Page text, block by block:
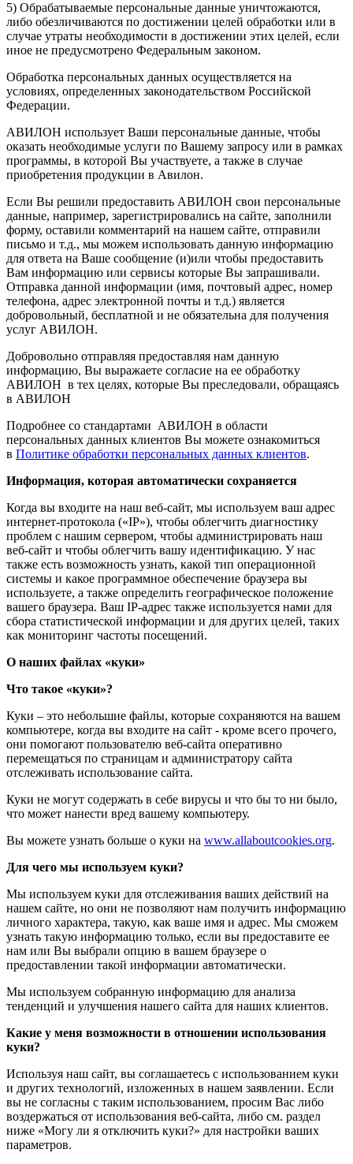
5) Обрабатываемые персональные данные уничтожаются,
либо обезличиваются по достижении целей обработки или в
случае утраты необходимости в достижении этих целей, если
иное не предусмотрено Федеральным законом.
Обработка персональных данных осуществляется на
условиях, определенных законодательством Российской
Федерации.
АВИЛОН использует Ваши персональные данные, чтобы
оказать необходимые услуги по Вашему запросу или в рамках
программы, в которой Вы участвуете, а также в случае
приобретения продукции в Авилон.
Если Вы решили предоставить АВИЛОН свои персональные
данные, например, зарегистрировались на сайте, заполнили
форму, оставили комментарий на нашем сайте, отправили
письмо и т.д., мы можем использовать данную информацию
для ответа на Ваше сообщение (и)или чтобы предоставить
Вам информацию или сервисы которые Вы запрашивали.
Отправка данной информации (имя, почтовый адрес, номер
телефона, адрес электронной почты и т.д.) является
добровольный, бесплатной и не обязательна для получения
услуг АВИЛОН.
Добровольно отправляя предоставляя нам данную
информацию, Вы выражаете согласие на ее обработку
АВИЛОН в тех целях, которые Вы преследовали, обращаясь
в АВИЛОН
Подробнее со стандартами АВИЛОН в области
персональных данных клиентов Вы можете ознакомиться
в Политике обработки персональных данных клиентов.
Информация, которая автоматически сохраняется
Когда вы входите на наш веб-сайт, мы используем ваш адрес
интернет-протокола («IP»), чтобы облегчить диагностику
проблем с нашим сервером, чтобы администрировать наш
веб-сайт и чтобы облегчить вашу идентификацию. У нас
также есть возможность узнать, какой тип операционной
системы и какое программное обеспечение браузера вы
используете, а также определить географическое положение
вашего браузера. Ваш IP-адрес также используется нами для
сбора статистической информации и для других целей, таких
как мониторинг частоты посещений.
О наших файлах «куки»
Что такое «куки»?
Куки – это небольшие файлы, которые сохраняются на вашем
компьютере, когда вы входите на сайт - кроме всего прочего,
они помогают пользователю веб-сайта оперативно
перемещаться по страницам и администратору сайта
отслеживать использование сайта.
Куки не могут содержать в себе вирусы и что бы то ни было,
что может нанести вред вашему компьютеру.
Вы можете узнать больше о куки на www.allaboutcookies.org.
Для чего мы используем куки?
Мы используем куки для отслеживания ваших действий на
нашем сайте, но они не позволяют нам получить информацию
личного характера, такую, как ваше имя и адрес. Мы сможем
узнать такую информацию только, если вы предоставите ее
нам или Вы выбрали опцию в вашем браузере о
предоставлении такой информации автоматически.
Мы используем собранную информацию для анализа
тенденций и улучшения нашего сайта для наших клиентов.
Какие у меня возможности в отношении использования
куки?
Используя наш сайт, вы соглашаетесь с использованием куки
и других технологий, изложенных в нашем заявлении. Если
вы не согласны с таким использованием, просим Вас либо
воздержаться от использования веб-сайта, либо см. раздел
ниже «Могу ли я отключить куки?» для настройки ваших
параметров.